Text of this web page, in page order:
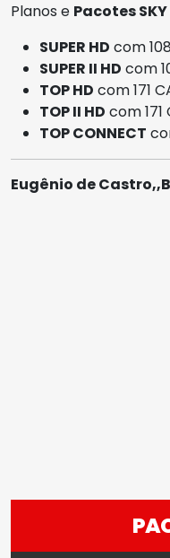
Planos e Pacotes
SUPER HD com
SUPER II HD com
TOP HD com 171
TOP II HD com 171
TOP CONNECT
Eugênio de